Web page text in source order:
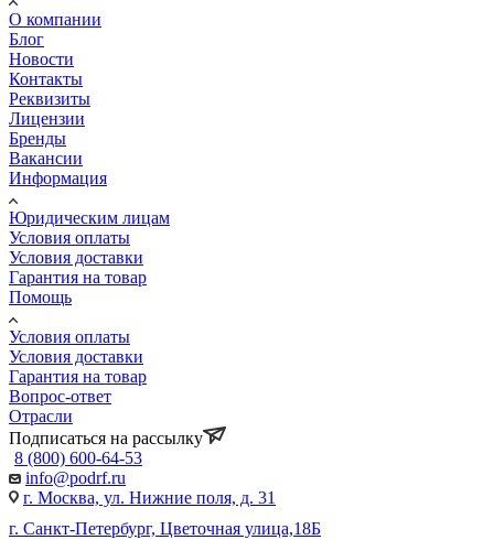
О компании
Блог
Новости
Контакты
Реквизиты
Лицензии
Бренды
Вакансии
Информация
Юридическим лицам
Условия оплаты
Условия доставки
Гарантия на товар
Помощь
Условия оплаты
Условия доставки
Гарантия на товар
Вопрос-ответ
Отрасли
Подписаться на рассылку
8 (800) 600-64-53
info@podrf.ru
г. Москва, ул. Нижние поля, д. 31
г. Санкт-Петербург, Цветочная улица,18Б